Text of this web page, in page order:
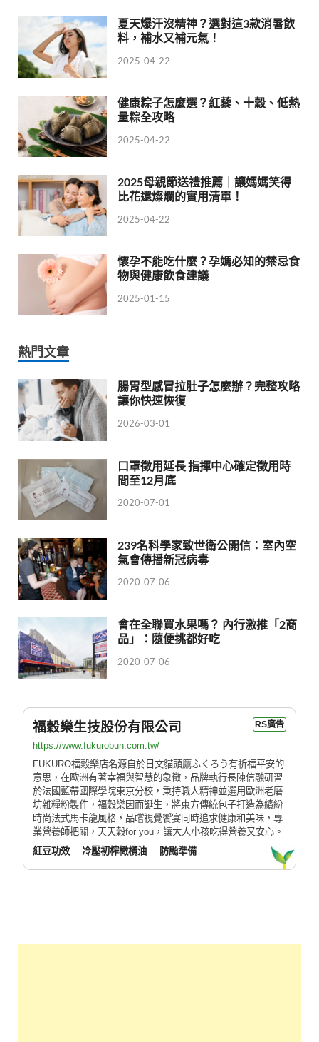
夏天爆汗沒精神？選對這3款消暑飲
料，補水又補元氣！
2025-04-22
健康粽子怎麼選？紅藜、十穀、低熱
量粽全攻略
2025-04-22
2025母親節送禮推薦｜讓媽媽笑得
比花還燦爛的實用清單！
2025-04-22
懷孕不能吃什麼？孕媽必知的禁忌食
物與健康飲食建議
2025-01-15
熱門文章
腸胃型感冒拉肚子怎麼辦？完整攻略
讓你快速恢復
2026-03-01
口罩徵用延長 指揮中心確定徵用時
間至12月底
2020-07-01
239名科學家致世衛公開信：室內空
氣會傳播新冠病毒
2020-07-06
會在全聯買水果嗎？ 內行激推「2商
品」：隨便挑都好吃
2020-07-06
福穀樂生技股份有限公司 RS廣告
https://www.fukurobun.com.tw/
FUKURO福穀樂店名源自於日文貓頭鷹ふくろう有祈福平安的
意思，在歐洲有著幸福與智慧的象徵，品牌執行長陳信融研習
於法國藍帶國際學院東京分校，秉持職人精神並選用歐洲老磨
坊雜糧粉製作，福穀樂因而誕生，將東方傳統包子打造為繽紛
時尚法式馬卡龍風格，品嚐視覺饗宴同時追求健康和美味，專
業營養師把關，天天穀for you，讓大人小孩吃得營養又安心。
紅豆功效
冷壓初榨橄欖油 防颱準備